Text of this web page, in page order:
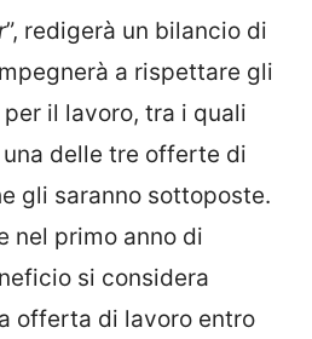
”, redigerà un bilancio di
a rispettare gli
il lavoro, tra i quali
delle tre offerte di
gli saranno sottoposte.
nel primo anno di
si considera
offerta di lavoro entro